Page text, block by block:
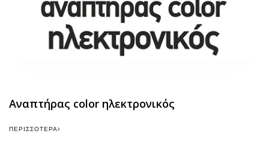
Αναπτήρας color ηλεκτρονικός
ΠΕΡΙΣΣΌΤΕΡΑ